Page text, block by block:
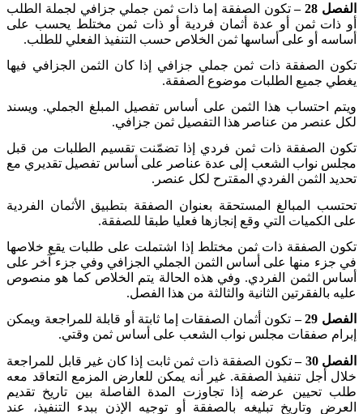
الفصل 28 –
تكون الصفقة إما ذات ثمن جملي جزافي لجملة الطلب
أو ذات ثمن أو عدة أثمان فردية أو ذات ثمن مختلط يحسب على
أساسه أو على أساسها ثمن الخلاص حسب التنفيذ الفعلي للطلب.
تكون الصفقة ذات ثمن جملي جزافي إذا كان الثمن الجزافي فيها
يغطي جميع الطلبات موضوع الصفقة.
ويتم احتساب هذا الثمن على أساس تفصيل المبلغ الجملي. ويسند
لكل عنصر من عناصر هذا التفصيل ثمن جزافي.
تكون الصفقة ذات ثمن فردي إذا تضمّنت تقسيم الطلبات من قبل
مجلس نواب الشعب إلى عدة عناصر على أساس تفصيل تقديري مع
تحديد الثمن الفردي المقترح لكل عنصر .
تحتسب المبالغ المستحقة بعنوان الصفقة بتطبيق الأثمان الفردية
على الكميات التي وقع إنجازها فعليا طبقا للصفقة.
تكون الصفقة ذات ثمن مختلط إذا اشتملت على طلبات يقع خلاصها
في جزء منها على أساس الثمن الجملي الجزافي وفي جزء آخر على
أساس الثمن الفردي. وفي هذه الحالة يتم الخلاص كما هو منصوص
عليه بالفقرتين الثانية والثالثة من هذا الفصل.
الفصل 29 –
تكون أثمان الصفقات إما ثابتة أو قابلة للمراجعة ويمكن
إبرام صفقات مجلس نواب الشعب على أساس ثمن وقتي.
الفصل 30 –
تكون الصفقة ذات ثمن ثابت إذا كان غير قابل للمراجعة
خلال أجل تنفيذ الصفقة. غير أنه يمكن للعارض المزمع التعاقد معه
طلب تحيين عرضه إذا تجاوزت المدة الفاصلة بين تاريخ تقديم
العرض وتاريخ تبليغه بالصفقة أو توجيه الإذن ببدء التنفيذ، عند